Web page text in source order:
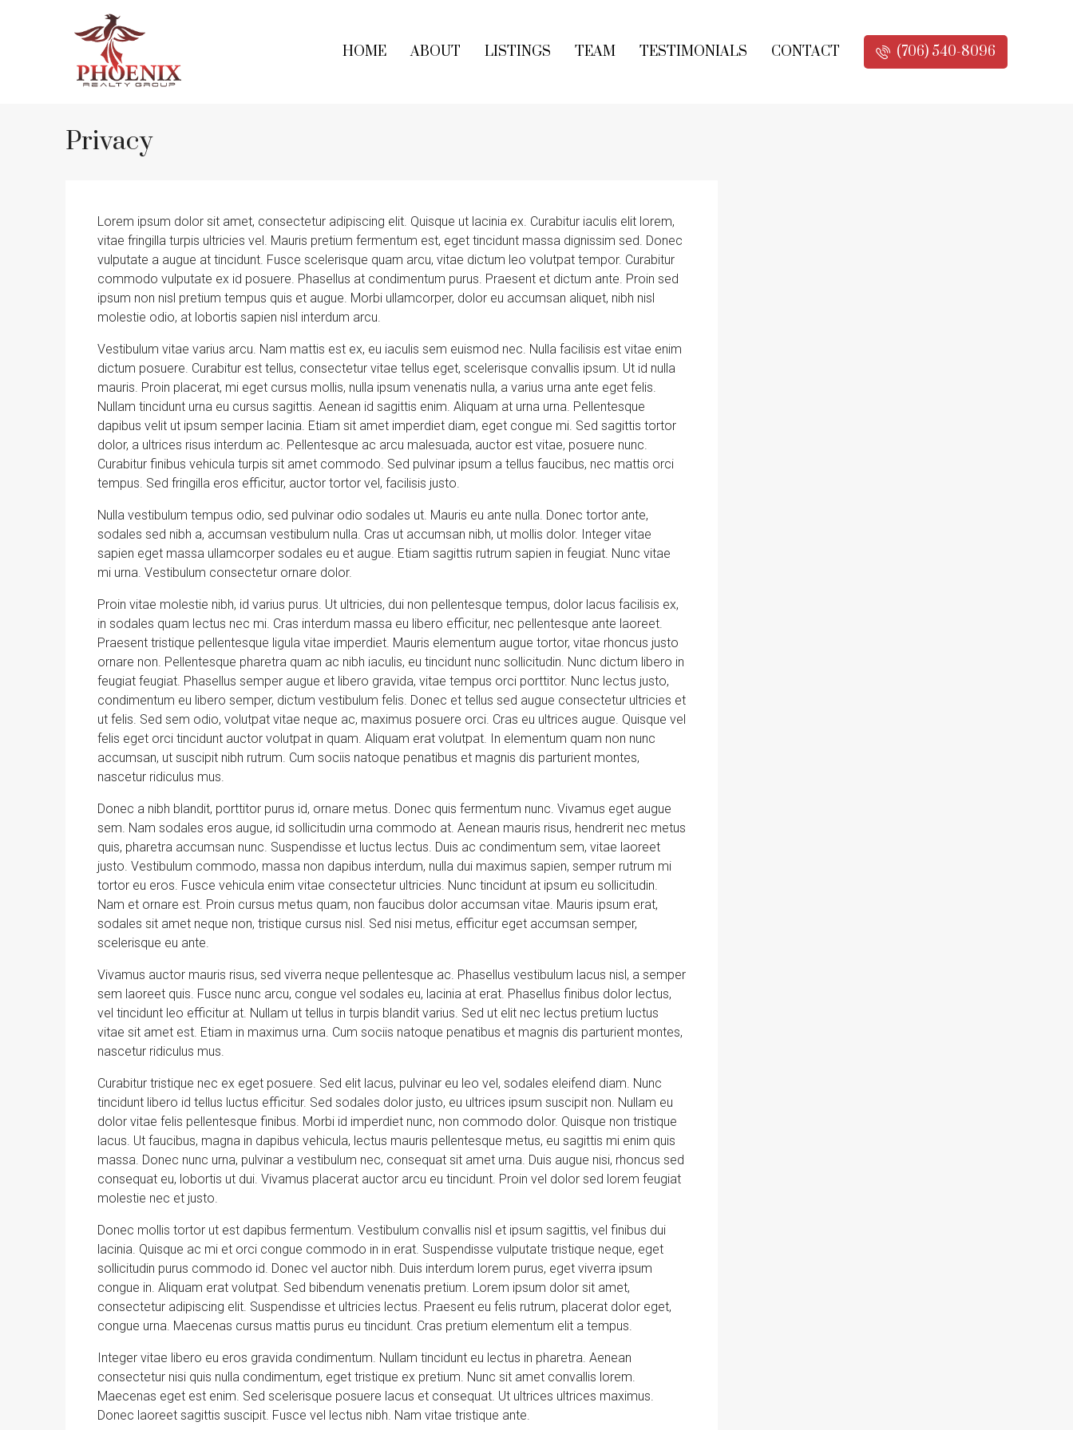
HOME ABOUT LISTINGS TEAM TESTIMONIALS CONTACT (706) 540-8096
Privacy
Lorem ipsum dolor sit amet, consectetur adipiscing elit. Quisque ut lacinia ex. Curabitur iaculis elit lorem,
vitae fringilla turpis ultricies vel. Mauris pretium fermentum est, eget tincidunt massa dignissim sed. Donec
vulputate a augue at tincidunt. Fusce scelerisque quam arcu, vitae dictum leo volutpat tempor. Curabitur
commodo vulputate ex id posuere. Phasellus at condimentum purus. Praesent et dictum ante. Proin sed
ipsum non nisl pretium tempus quis et augue. Morbi ullamcorper, dolor eu accumsan aliquet, nibh nisl
molestie odio, at lobortis sapien nisl interdum arcu.
Vestibulum vitae varius arcu. Nam mattis est ex, eu iaculis sem euismod nec. Nulla facilisis est vitae enim
dictum posuere. Curabitur est tellus, consectetur vitae tellus eget, scelerisque convallis ipsum. Ut id nulla
mauris. Proin placerat, mi eget cursus mollis, nulla ipsum venenatis nulla, a varius urna ante eget felis.
Nullam tincidunt urna eu cursus sagittis. Aenean id sagittis enim. Aliquam at urna urna. Pellentesque
dapibus velit ut ipsum semper lacinia. Etiam sit amet imperdiet diam, eget congue mi. Sed sagittis tortor
dolor, a ultrices risus interdum ac. Pellentesque ac arcu malesuada, auctor est vitae, posuere nunc.
Curabitur finibus vehicula turpis sit amet commodo. Sed pulvinar ipsum a tellus faucibus, nec mattis orci
tempus. Sed fringilla eros efficitur, auctor tortor vel, facilisis justo.
Nulla vestibulum tempus odio, sed pulvinar odio sodales ut. Mauris eu ante nulla. Donec tortor ante,
sodales sed nibh a, accumsan vestibulum nulla. Cras ut accumsan nibh, ut mollis dolor. Integer vitae
sapien eget massa ullamcorper sodales eu et augue. Etiam sagittis rutrum sapien in feugiat. Nunc vitae
mi urna. Vestibulum consectetur ornare dolor.
Proin vitae molestie nibh, id varius purus. Ut ultricies, dui non pellentesque tempus, dolor lacus facilisis ex,
in sodales quam lectus nec mi. Cras interdum massa eu libero efficitur, nec pellentesque ante laoreet.
Praesent tristique pellentesque ligula vitae imperdiet. Mauris elementum augue tortor, vitae rhoncus justo
ornare non. Pellentesque pharetra quam ac nibh iaculis, eu tincidunt nunc sollicitudin. Nunc dictum libero in
feugiat feugiat. Phasellus semper augue et libero gravida, vitae tempus orci porttitor. Nunc lectus justo,
condimentum eu libero semper, dictum vestibulum felis. Donec et tellus sed augue consectetur ultricies et
ut felis. Sed sem odio, volutpat vitae neque ac, maximus posuere orci. Cras eu ultrices augue. Quisque vel
felis eget orci tincidunt auctor volutpat in quam. Aliquam erat volutpat. In elementum quam non nunc
accumsan, ut suscipit nibh rutrum. Cum sociis natoque penatibus et magnis dis parturient montes,
nascetur ridiculus mus.
Donec a nibh blandit, porttitor purus id, ornare metus. Donec quis fermentum nunc. Vivamus eget augue
sem. Nam sodales eros augue, id sollicitudin urna commodo at. Aenean mauris risus, hendrerit nec metus
quis, pharetra accumsan nunc. Suspendisse et luctus lectus. Duis ac condimentum sem, vitae laoreet
justo. Vestibulum commodo, massa non dapibus interdum, nulla dui maximus sapien, semper rutrum mi
tortor eu eros. Fusce vehicula enim vitae consectetur ultricies. Nunc tincidunt at ipsum eu sollicitudin.
Nam et ornare est. Proin cursus metus quam, non faucibus dolor accumsan vitae. Mauris ipsum erat,
sodales sit amet neque non, tristique cursus nisl. Sed nisi metus, efficitur eget accumsan semper,
scelerisque eu ante.
Vivamus auctor mauris risus, sed viverra neque pellentesque ac. Phasellus vestibulum lacus nisl, a semper
sem laoreet quis. Fusce nunc arcu, congue vel sodales eu, lacinia at erat. Phasellus finibus dolor lectus,
vel tincidunt leo efficitur at. Nullam ut tellus in turpis blandit varius. Sed ut elit nec lectus pretium luctus
vitae sit amet est. Etiam in maximus urna. Cum sociis natoque penatibus et magnis dis parturient montes,
nascetur ridiculus mus.
Curabitur tristique nec ex eget posuere. Sed elit lacus, pulvinar eu leo vel, sodales eleifend diam. Nunc
tincidunt libero id tellus luctus efficitur. Sed sodales dolor justo, eu ultrices ipsum suscipit non. Nullam eu
dolor vitae felis pellentesque finibus. Morbi id imperdiet nunc, non commodo dolor. Quisque non tristique
lacus. Ut faucibus, magna in dapibus vehicula, lectus mauris pellentesque metus, eu sagittis mi enim quis
massa. Donec nunc urna, pulvinar a vestibulum nec, consequat sit amet urna. Duis augue nisi, rhoncus sed
consequat eu, lobortis ut dui. Vivamus placerat auctor arcu eu tincidunt. Proin vel dolor sed lorem feugiat
molestie nec et justo.
Donec mollis tortor ut est dapibus fermentum. Vestibulum convallis nisl et ipsum sagittis, vel finibus dui
lacinia. Quisque ac mi et orci congue commodo in in erat. Suspendisse vulputate tristique neque, eget
sollicitudin purus commodo id. Donec vel auctor nibh. Duis interdum lorem purus, eget viverra ipsum
congue in. Aliquam erat volutpat. Sed bibendum venenatis pretium. Lorem ipsum dolor sit amet,
consectetur adipiscing elit. Suspendisse et ultricies lectus. Praesent eu felis rutrum, placerat dolor eget,
congue urna. Maecenas cursus mattis purus eu tincidunt. Cras pretium elementum elit a tempus.
Integer vitae libero eu eros gravida condimentum. Nullam tincidunt eu lectus in pharetra. Aenean
consectetur nisi quis nulla condimentum, eget tristique ex pretium. Nunc sit amet convallis lorem.
Maecenas eget est enim. Sed scelerisque posuere lacus et consequat. Ut ultrices ultrices maximus.
Donec laoreet sagittis suscipit. Fusce vel lectus nibh. Nam vitae tristique ante.